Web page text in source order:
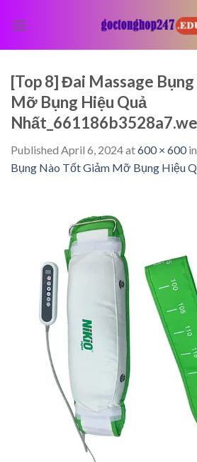
[Top 8] Đai Massage
Mỡ Bụng Hiệu Quả
Published April 6, 2024at600 × 600in
Bụng Nào Tốt Giảm Mỡ Bụng Hiệu